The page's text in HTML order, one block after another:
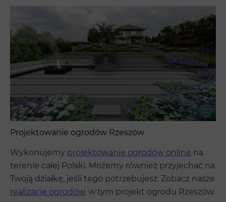
Projektowanie ogrodów Rzeszów
Wykonujemy projektowanie ogrodów online na
terenie całej Polski. Możemy również przyjechać na
Twoją działkę, jeśli tego potrzebujesz. Zobacz nasze
realizacje ogrodów, w tym projekt ogrodu Rzeszów.